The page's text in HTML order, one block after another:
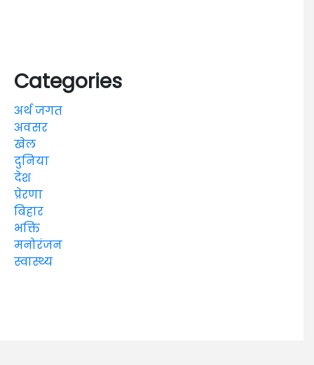
Categories
अर्थ जगत
अवसर
खेल
दुनिया
देश
प्रेरणा
बिहार
भक्ति
मनोरंजन
स्वास्थ्य